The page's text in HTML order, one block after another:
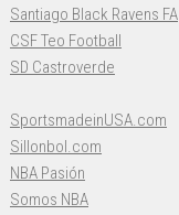
Santiago Black Ravens FA
CSF Teo Football
SD Castroverde
SportsmadeinUSA.com
Sillonbol.com
NBA Pasión
Somos NBA